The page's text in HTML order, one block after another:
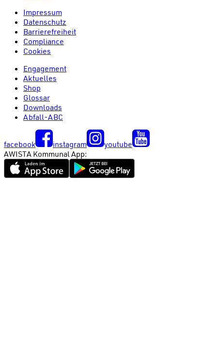
Impressum
Datenschutz
Barrierefreiheit
Compliance
Cookies
Engagement
Aktuelles
Shop
Glossar
Downloads
Abfall-ABC
facebook instagram
youtube
AWISTA Kommunal App: